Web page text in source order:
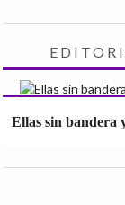
Ellas sin bandera